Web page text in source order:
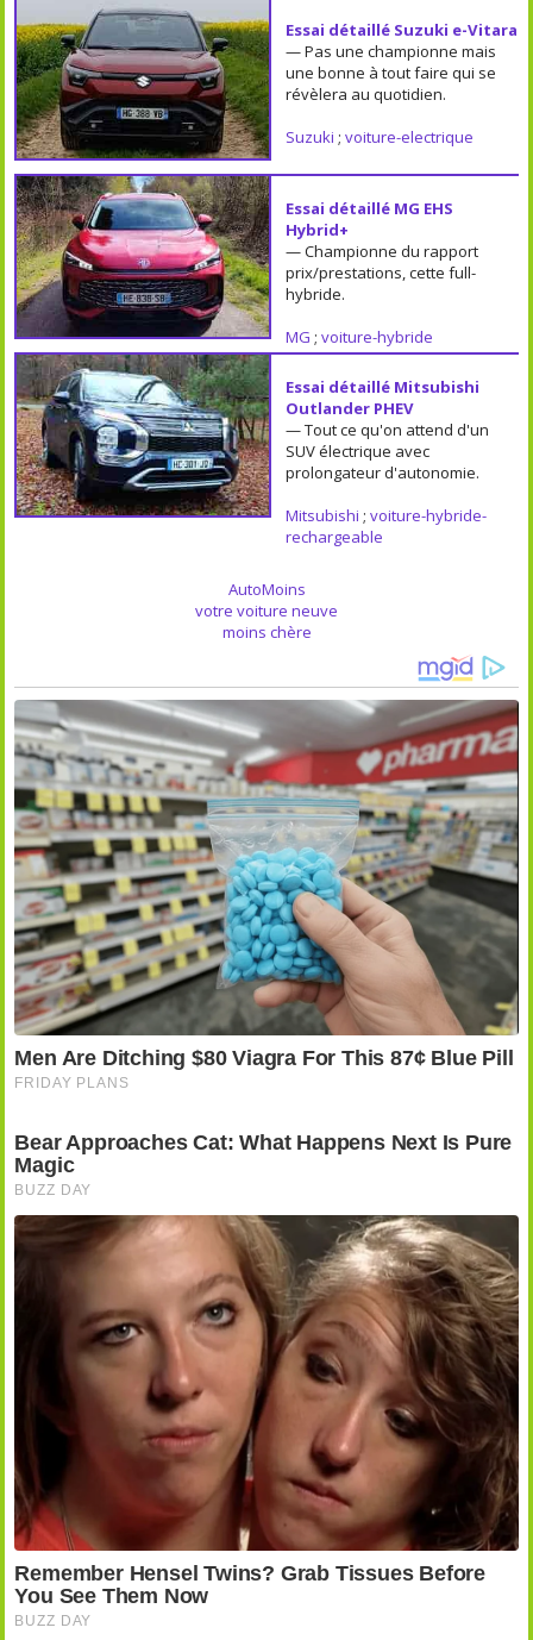
Essai détaillé Suzuki e-Vitara
— Pas une championne mais
une bonne à tout faire qui se
révèlera au quotidien.
Suzuki ; voiture-electrique
Essai détaillé MG EHS
Hybrid+
— Championne du rapport
prix/prestations, cette full-
hybride.
MG ; voiture-hybride
Essai détaillé Mitsubishi
Outlander PHEV
— Tout ce qu'on attend d'un
SUV électrique avec
prolongateur d'autonomie.
Mitsubishi ; voiture-hybride-
rechargeable
AutoMoins
votre voiture neuve
moins chère